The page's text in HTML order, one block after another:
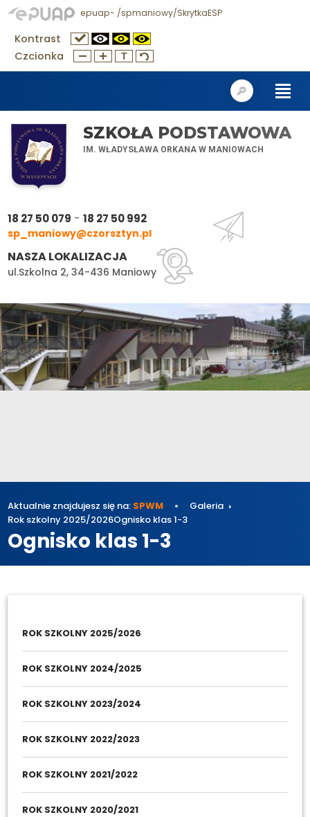
epuap- /spmaniowy/SkrytkaESP
Kontrast
Czcionka
SZKOŁA PODSTAWOWA
IM. WŁADYSŁAWA ORKANA W MANIOWACH
18 27 50 079 -18 27 50 992
sp_maniowy@czorsztyn.pl
NASZA LOKALIZACJA
ul.Szkolna 2, 34-436 Maniowy
Aktualnie znajdujesz się na: SPWM
Galeria
Rok szkolny 2025/2026Ognisko klas 1-3
Ognisko klas 1-3
ROK SZKOLNY 2025/2026
ROK SZKOLNY 2024/2025
ROK SZKOLNY 2023/2024
ROK SZKOLNY 2022/2023
ROK SZKOLNY 2021/2022
ROK SZKOLNY 2020/2021